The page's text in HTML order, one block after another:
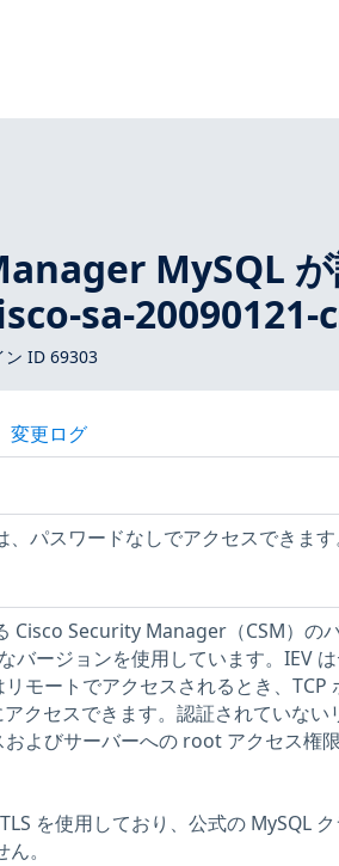
MySQL
sa-20090121-
ン ID 69303
変更ログ
パスワードなしでアクセスできます
Cisco Security Manager（CSM）の
バージョンを使用しています。IEV
モートでアクセスされるとき、TCP
クセスできます。認証されていない
よびサーバーへの root アクセス権
を使用しており、公式の MySQL
。